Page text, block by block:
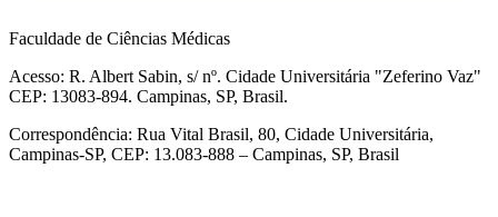
Faculdade de Ciências Médicas
Acesso: R. Albert Sabin, s/ nº. Cidade Universitária "Zeferino Vaz"
CEP: 13083-894. Campinas, SP, Brasil.
Correspondência: Rua Vital Brasil, 80, Cidade Universitária,
Campinas-SP, CEP: 13.083-888 – Campinas, SP, Brasil